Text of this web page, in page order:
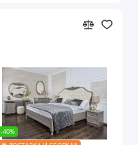
-40%